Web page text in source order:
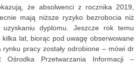
że absolwenci z rocznika 2019,
mają niższe ryzyko bezrobocia niż
dyplomu. Jeszcze rok temu
kilka lat, biorąc pod uwagę obserwowane
pracy zostały odrobione – mówi dr
Ośrodka Przetwarzania Informacji –